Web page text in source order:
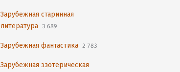
Зарубежная старинная
литература 3 689
Зарубежная фантастика 2 783
Зарубежная эзотерическая